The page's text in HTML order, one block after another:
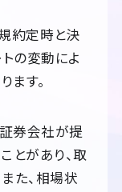
約定時と決
の変動によ
ます。
券会社が提
とがあり、取
た、相場状